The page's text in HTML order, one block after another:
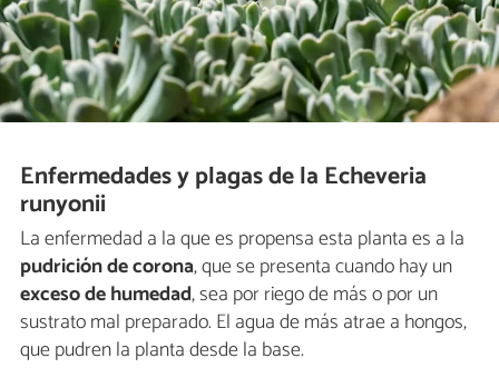
Enfermedades y plagas de la Echeveria
runyonii
La enfermedad a la que es propensa esta planta es a la
pudrición de corona, que se presenta cuando hay un
exceso de humedad, sea por riego de más o por un
sustrato mal preparado. El agua de más atrae a hongos,
que pudren la planta desde la base.